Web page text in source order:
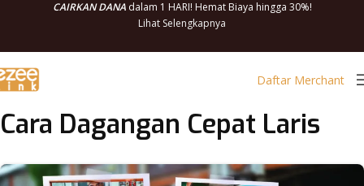
CAIRKAN DANAdalam 1 HARI! Hemat Biaya hingga 30%!
Lihat Selengkapnya
Daftar Merchant
Cara Dagangan Cepat Laris